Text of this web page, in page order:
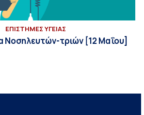
ΕΠΙΣΤΗΜΕΣ ΥΓΕΙΑΣ
Νοσηλευτών-τριών [12 Μαΐου]